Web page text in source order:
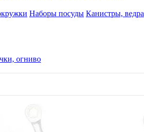
Наборы посуды Канистры, ведра
огниво